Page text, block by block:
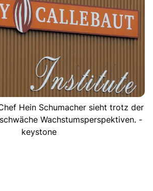
Hein Schumacher sieht trotz der
Wachstumsperspektiven. -
keystone